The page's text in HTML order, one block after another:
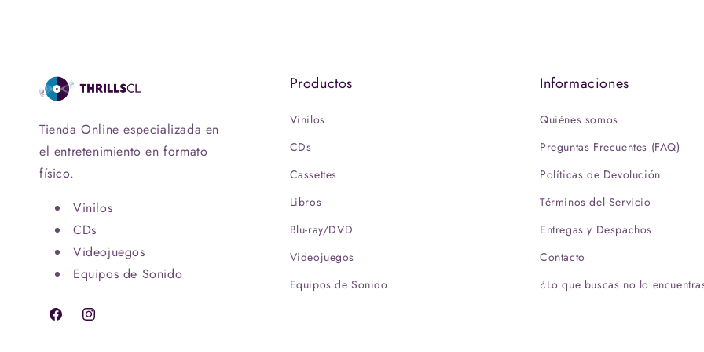
Tienda Online especializada en
el entretenimiento en formato
físico.
Vinilos
CDs
Videojuegos
Equipos de Sonido
FacebookInstagram
Productos
Vinilos
CDs
Cassettes
Libros
Blu-ray/DVD
Videojuegos
Equipos de Sonido
Informaciones
Quiénes somos
Preguntas Frecuentes (FAQ)
Políticas de Devolución
Términos del Servicio
Entregas y Despachos
Contacto
¿Lo que buscas no lo